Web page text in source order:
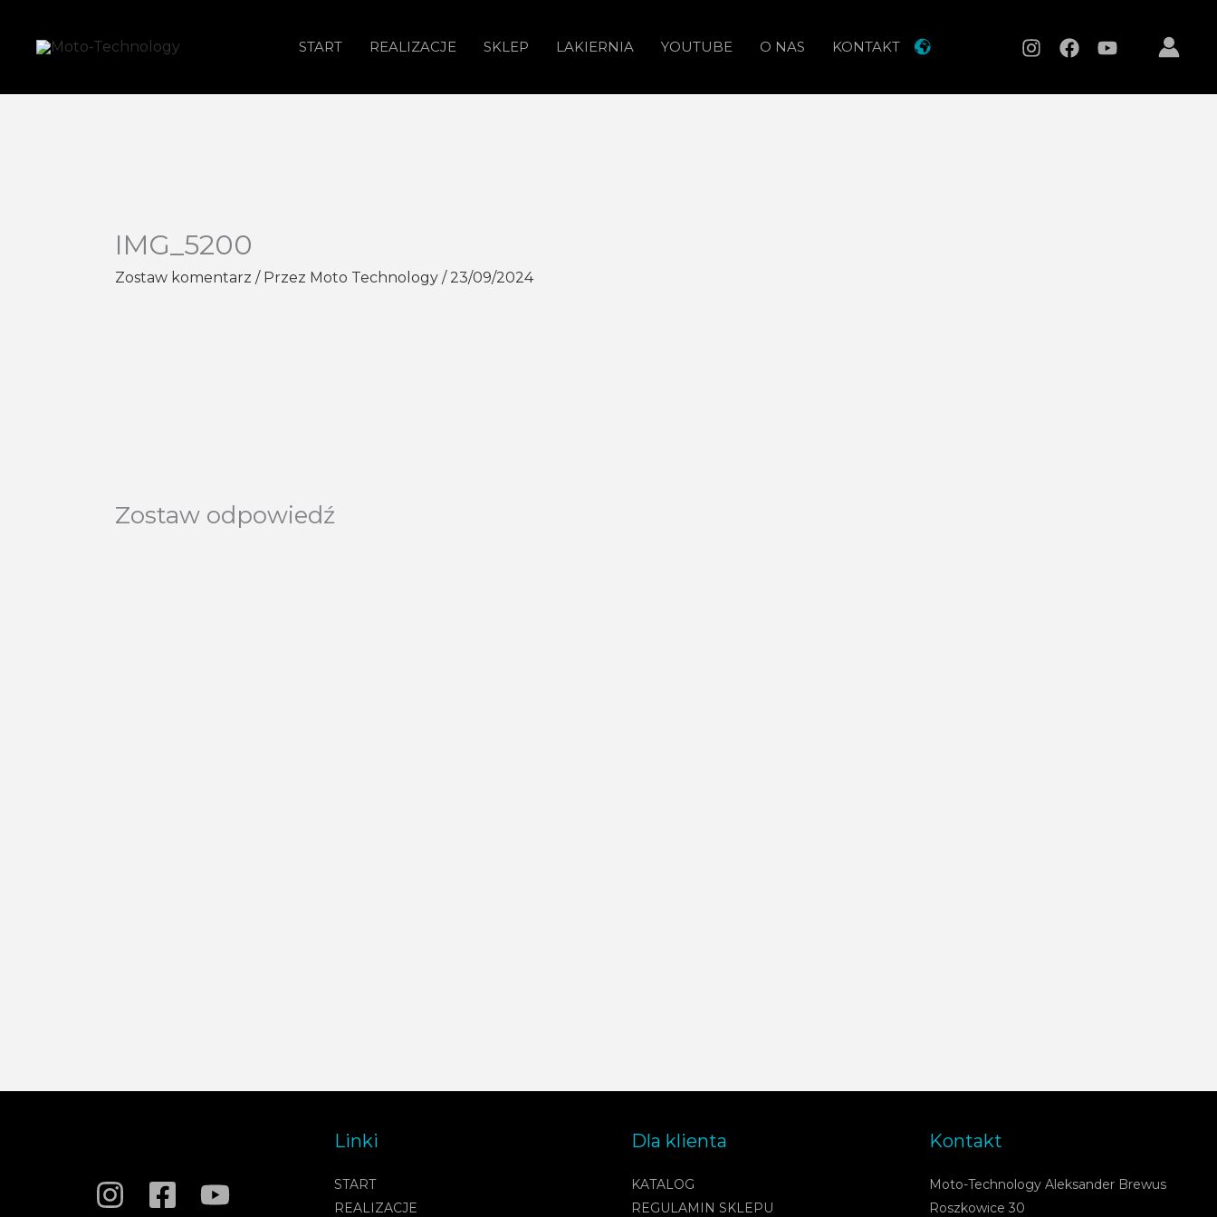
START REALIZACJE SKLEP LAKIERNIA YOUTUBE O NAS KONTAKT
IMG_5200
Zostaw komentarz / Przez Moto Technology / 23/09/2024
Zostaw odpowiedź
Linki
START
REALIZACJE
Dla klienta
KATALOG
REGULAMIN SKLEPU
Kontakt
Moto-Technology Aleksander Brewus
Roszkowice 30